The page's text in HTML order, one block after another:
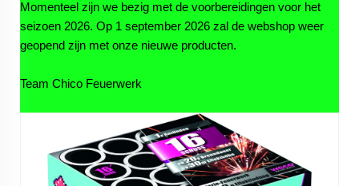
Momenteel zijn we bezig met de voorbereidingen voor het
seizoen 2026. Op 1 september 2026 zal de webshop weer
geopend zijn met onze nieuwe producten.
Team Chico Feuerwerk